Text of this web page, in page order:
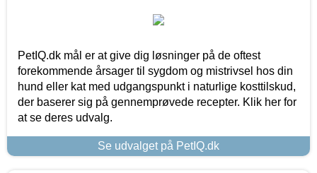
PetIQ.dk mål er at give dig løsninger på de oftest
forekommende årsager til sygdom og mistrivsel hos din
hund eller kat med udgangspunkt i naturlige kosttilskud,
der baserer sig på gennemprøvede recepter. Klik her for
at se deres udvalg.
Se udvalget på PetIQ.dk